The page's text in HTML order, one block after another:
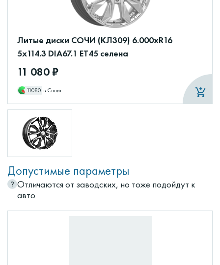
Литые диски СОЧИ (КЛ309) 6.000xR16
5x114.3 DIA67.1 ET45 селена
11 080 ₽
11080 в Сплит
Допустимые параметры
Отличаются от заводских, но тоже подойдут к
авто